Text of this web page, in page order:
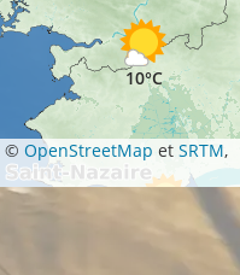
10°C
©OpenStreetMap etSRTM,